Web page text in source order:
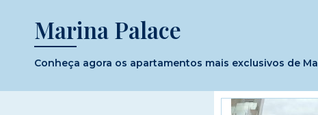
Marina Palace
Conheça agora os apartamentos mais exclusivos de